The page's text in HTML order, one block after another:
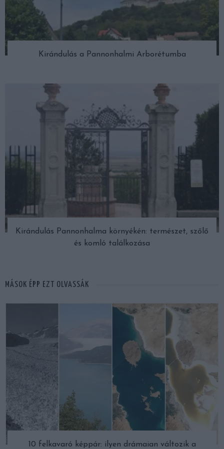
Kirándulás a Pannonhalmi Arborétumba
Kirándulás Pannonhalma környékén: természet, szőlő
és komló találkozása
MÁSOK ÉPP EZT OLVASSÁK
10 felkavaró képpár: ilyen drámaian változik a